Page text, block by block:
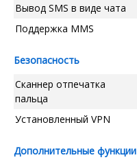
Вывод SMS в виде чата
Поддержка MMS
Безопасность
Сканнер отпечатка
пальца
Установленный VPN
Дополнительные функции